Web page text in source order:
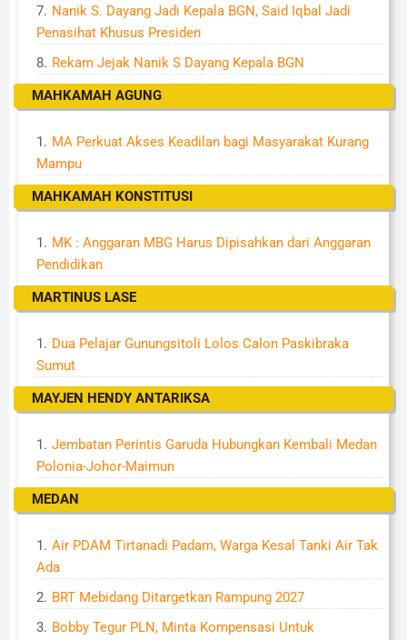
Nanik S. Dayang Jadi Kepala BGN, Said Iqbal Jadi
Penasihat Khusus Presiden
Rekam Jejak Nanik S Dayang Kepala BGN
MAHKAMAH AGUNG
MA Perkuat Akses Keadilan bagi Masyarakat Kurang
Mampu
MAHKAMAH KONSTITUSI
MK : Anggaran MBG Harus Dipisahkan dari Anggaran
Pendidikan
MARTINUS LASE
Dua Pelajar Gunungsitoli Lolos Calon Paskibraka
Sumut
MAYJEN HENDY ANTARIKSA
Jembatan Perintis Garuda Hubungkan Kembali Medan
Polonia-Johor-Maimun
MEDAN
Air PDAM Tirtanadi Padam, Warga Kesal Tanki Air Tak
Ada
BRT Mebidang Ditargetkan Rampung 2027
Bobby Tegur PLN, Minta Kompensasi Untuk